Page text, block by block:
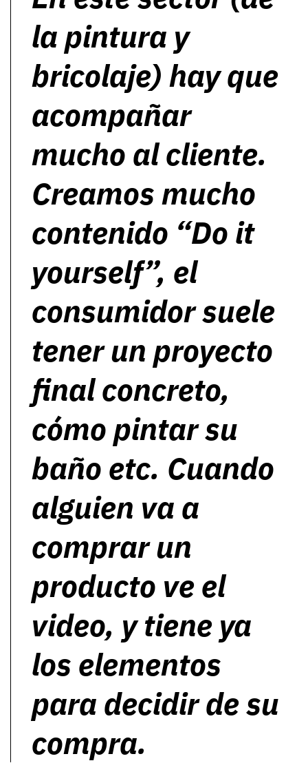
la pintura y
bricolaje) hay que
acompañar
mucho al cliente.
Creamos mucho
contenido “Do it
yourself”, el
consumidor suele
tener un proyecto
final concreto,
cómo pintar su
baño etc. Cuando
alguien va a
comprar un
producto ve el
video, y tiene ya
los elementos
para decidir de su
compra.